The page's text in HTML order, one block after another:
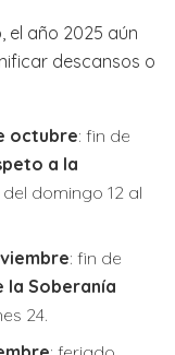
el año 2025 aún
descansos o
octubre: fin de
a la
domingo 12 al
: fin de
la Soberanía
24.